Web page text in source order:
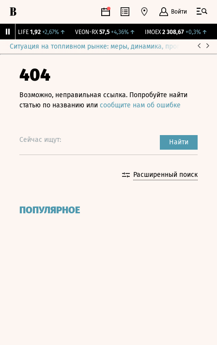
Войти
LIFE 1,92 +2,67%↑ VEON-RX 57,5 +4,36%↑ IMOEX 2 308,67 +0,3%↑
Ситуация на топливном рынке: меры, динамика, прогнозы
404
Возможно, неправильная ссылка. Попробуйте найти
статью по названию или сообщите нам об ошибке
Сейчас ищут: Найти
Расширенный поиск
ПОПУЛЯРНОЕ